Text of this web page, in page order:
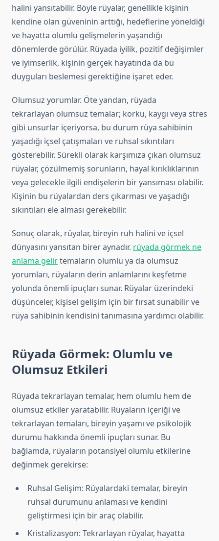
halini yansıtabilir. Böyle rüyalar, genellikle kişinin
kendine olan güveninin arttığı, hedeflerine yöneldiği
ve hayatta olumlu gelişmelerin yaşandığı
dönemlerde görülür. Rüyada iyilik, pozitif değişimler
ve iyimserlik, kişinin gerçek hayatında da bu
duyguları beslemesi gerektiğine işaret eder.
Olumsuz yorumlar. Öte yandan, rüyada
tekrarlayan olumsuz temalar; korku, kaygı veya stres
gibi unsurlar içeriyorsa, bu durum rüya sahibinin
yaşadığı içsel çatışmaları ve ruhsal sıkıntıları
gösterebilir. Sürekli olarak karşımıza çıkan olumsuz
rüyalar, çözülmemiş sorunların, hayal kırıklıklarının
veya gelecekle ilgili endişelerin bir yansıması olabilir.
Kişinin bu rüyalardan ders çıkarması ve yaşadığı
sıkıntıları ele alması gerekebilir.
Sonuç olarak, rüyalar, bireyin ruh halini ve içsel
dünyasını yansıtan birer aynadır. rüyada görmek ne
anlama gelirtemaların olumlu ya da olumsuz
yorumları, rüyaların derin anlamlarını keşfetme
yolunda önemli ipuçları sunar. Rüyalar üzerindeki
düşünceler, kişisel gelişim için bir fırsat sunabilir ve
rüya sahibinin kendisini tanımasına yardımcı olabilir.
Rüyada Görmek: Olumlu ve
Olumsuz Etkileri
Rüyada tekrarlayan temalar, hem olumlu hem de
olumsuz etkiler yaratabilir. Rüyaların içeriği ve
tekrarlayan temaları, bireyin yaşamı ve psikolojik
durumu hakkında önemli ipuçları sunar. Bu
bağlamda, rüyaların potansiyel olumlu etkilerine
değinmek gerekirse:
Ruhsal Gelişim: Rüyalardaki temalar, bireyin
ruhsal durumunu anlaması ve kendini
geliştirmesi için bir araç olabilir.
Kristalizasyon: Tekrarlayan rüyalar, hayatta